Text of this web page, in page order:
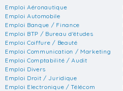
Emploi Aéronautique
Emploi Automobile
Emploi Banque / Finance
Emploi BTP / Bureau d'études
Emploi Coiffure / Beauté
Emploi Communication / Marketing
Emploi Comptabilité / Audit
Emploi Divers
Emploi Droit / Juridique
Emploi Electronique / Télécom